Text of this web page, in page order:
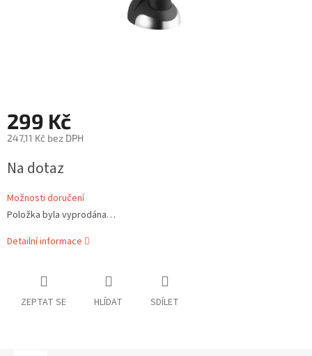
299 Kč
247,11 Kč bez DPH
cena:
Na dotaz
Možnosti doručení
Položka byla vyprodána…
Detailní informace
ZEPTAT SE HLÍDAT SDÍLET